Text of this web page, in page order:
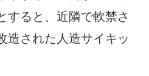
すると、近隣で軟禁さ
造された人造サイキッ